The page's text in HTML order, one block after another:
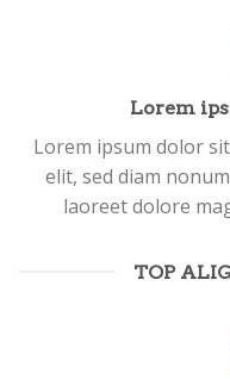
Lorem
Lorem ipsum dolor
elit, sed diam
laoreet dolore
TOP